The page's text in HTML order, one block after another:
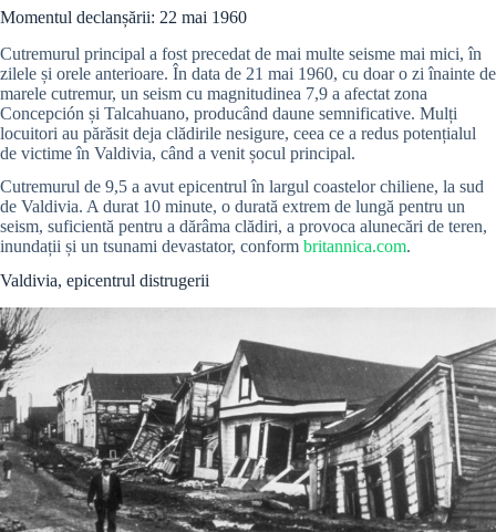
Momentul declanșării: 22 mai 1960
Cutremurul principal a fost precedat de mai multe seisme mai mici, în
zilele și orele anterioare. În data de 21 mai 1960, cu doar o zi înainte de
marele cutremur, un seism cu magnitudinea 7,9 a afectat zona
Concepción și Talcahuano, producând daune semnificative. Mulți
locuitori au părăsit deja clădirile nesigure, ceea ce a redus potențialul
de victime în Valdivia, când a venit șocul principal.
Cutremurul de 9,5 a avut epicentrul în largul coastelor chiliene, la sud
de Valdivia. A durat 10 minute, o durată extrem de lungă pentru un
seism, suficientă pentru a dărâma clădiri, a provoca alunecări de teren,
inundații și un tsunami devastator, conform britannica.com.
Valdivia, epicentrul distrugerii